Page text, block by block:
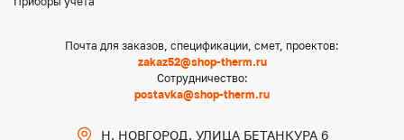
Почта для заказов, спецификации, смет, проектов:
zakaz52@shop-therm.ru
Сотрудничество:
postavka@shop-therm.ru
Н. НОВГОРОД, УЛИЦА БЕТАНКУРА 6